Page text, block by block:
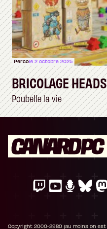
Percole 2 octobre 2025
BRICOLAGE HEADS
Poubelle la vie
Copyright 2000-2980 (au moins on est